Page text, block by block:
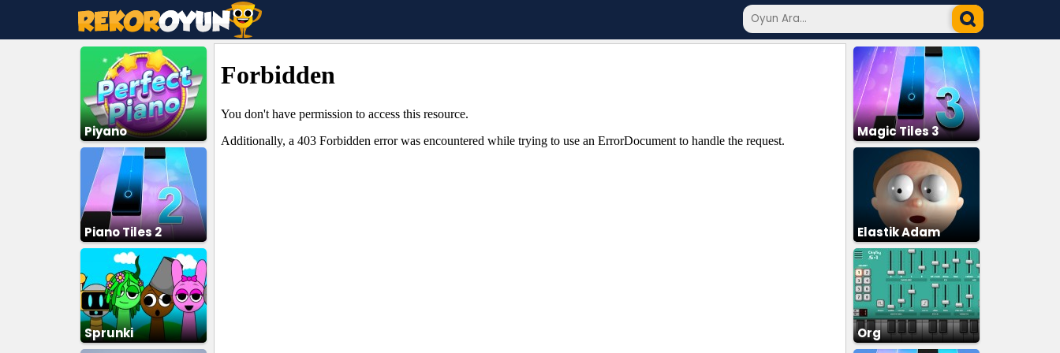
Piyano
Piano Tiles 2
Sprunki
Magic Tiles 3
Elastik Adam
Org